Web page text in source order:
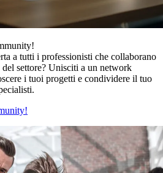
!
a tutti i professionisti che collaborano
settore? Unisciti a un network
i tuoi progetti e condividere il tuo